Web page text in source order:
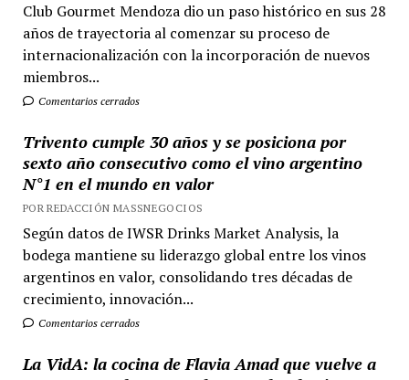
Club Gourmet Mendoza dio un paso histórico en sus 28
años de trayectoria al comenzar su proceso de
internacionalización con la incorporación de nuevos
miembros...
Comentarios cerrados
Trivento cumple 30 años y se posiciona por
sexto año consecutivo como el vino argentino
N°1 en el mundo en valor
POR REDACCIÓN MASSNEGOCIOS
Según datos de IWSR Drinks Market Analysis, la
bodega mantiene su liderazgo global entre los vinos
argentinos en valor, consolidando tres décadas de
crecimiento, innovación...
Comentarios cerrados
La VidA: la cocina de Flavia Amad que vuelve a